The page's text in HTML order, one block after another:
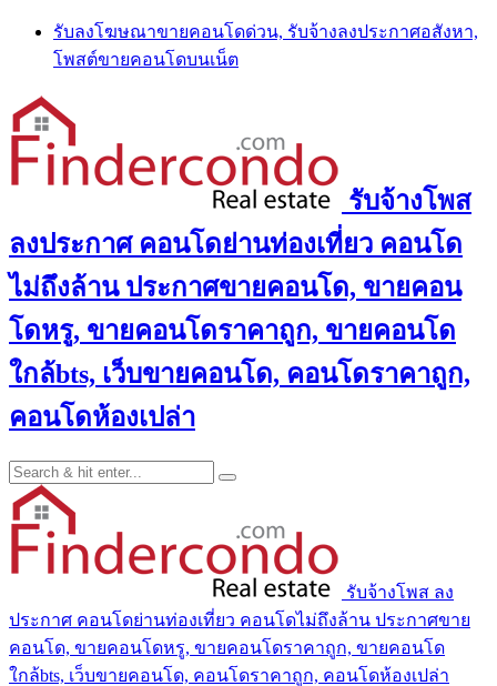
Skip
content
รับลงโฆษณาขายคอนโดด่วน, รับจ้างลงประกาศอสังหา,
โพสต์ขายคอนโดบนเน็ต
รับจ้างโพส
ลงประกาศ คอนโดย่านท่องเที่ยว คอนโด
ไม่ถึงล้าน ประกาศขายคอนโด, ขายคอน
โดหรู, ขายคอนโดราคาถูก, ขายคอนโด
ใกล้bts, เว็บขายคอนโด, คอนโดราคาถูก,
คอนโดห้องเปล่า
รับจ้างโพส ลง
ประกาศ คอนโดย่านท่องเที่ยว คอนโดไม่ถึงล้าน ประกาศขาย
คอนโด, ขายคอนโดหรู, ขายคอนโดราคาถูก, ขายคอนโด
ใกล้bts, เว็บขายคอนโด, คอนโดราคาถูก, คอนโดห้องเปล่า